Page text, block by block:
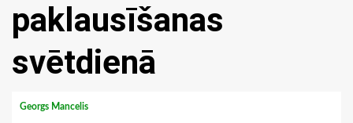
paklausīšanas
svētdienā
Georgs Mancelis